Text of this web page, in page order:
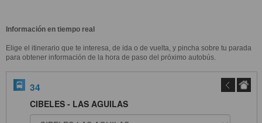
Información en tiempo real
Elige el itinerario que te interesa, de ida o de vuelta, y pincha sobre tu parada
para obtener información de la hora de paso del próximo autobús.